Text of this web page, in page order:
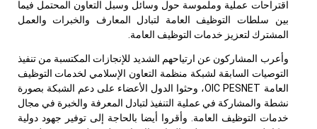
اقتراحات عملية وملموسة حول وسائل وسبل التعاون المحتمل فيما
بين سلطات التوظيف العامة لتبادل المعارف والخبرات والعمل
المشترك لتعزيز خدمات التوظيف العامة.
وأعرب المشاركون عن ارتياحهم الشديد للإنجازات المكتسبة من تنفيذ
التوصيات السابقة لشبكة منظمة التعاون الإسلامي لخدمات التوظيف
العامة OIC PESNET ، وحثوا الدول الأعضاء على دعم الشبكة بصورة
نشطة والمشاركة في عملية التنفيذ لتبادل المعرفة والخبرة في مجال
خدمات التوظيف العامة. وأقروا أيضا بالحاجة إلى توفير جهود دولية